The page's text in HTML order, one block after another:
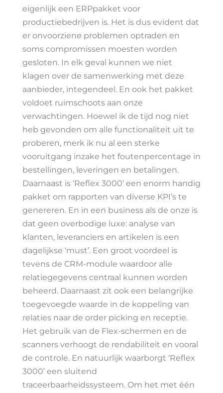
eigenlijk een ERPpakket voor
productiebedrijven is. Het is dus evident dat
er onvoorziene problemen optraden en
soms compromissen moesten worden
gesloten. In elk geval kunnen we niet
klagen over de samenwerking met deze
aanbieder, integendeel. En ook het pakket
voldoet ruimschoots aan onze
verwachtingen. Hoewel ik de tijd nog niet
heb gevonden om alle functionaliteit uit te
proberen, merk ik nu al een sterke
vooruitgang inzake het foutenpercentage in
bestellingen, leveringen en betalingen.
Daarnaast is ‘Reflex 3000’ een enorm handig
pakket om rapporten van diverse KPI’s te
genereren. En in een business als de onze is
dat geen overbodige luxe: analyse van
klanten, leveranciers en artikelen is een
dagelijkse ‘must’. Een groot voordeel is
tevens de CRM-module waardoor alle
relatiegegevens centraal kunnen worden
beheerd. Daarnaast zit ook een belangrijke
toegevoegde waarde in de koppeling van
relaties naar de order picking en receptie.
Het gebruik van de Flex-schermen en de
scanners verhoogt de rendabiliteit en vooral
de controle. En natuurlijk waarborgt ‘Reflex
3000’ een sluitend
traceerbaarheidssysteem. Om het met één